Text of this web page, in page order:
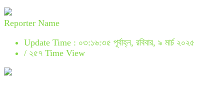
Reporter Name
Update Time : ০৩:১৬:৩৫ পূর্বাহ্ন, রবিবার, ৯ মার্চ ২০২৫
/ ২৫৭ Time View